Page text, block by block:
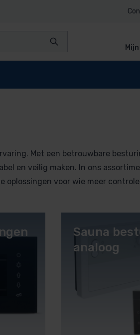
Met een betrouwbare
en veilig maken. In ons
voor wie meer
Sauna
analoog